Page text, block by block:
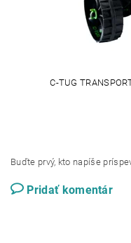
C-TUG
Buďte prvý, kto napíše
Pridať komentár